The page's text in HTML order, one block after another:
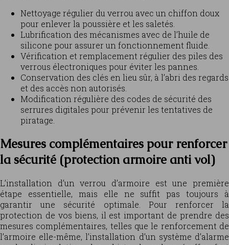
Nettoyage régulier du verrou avec un chiffon doux
pour enlever la poussière et les saletés.
Lubrification des mécanismes avec de l’huile de
silicone pour assurer un fonctionnement fluide.
Vérification et remplacement régulier des piles des
verrous électroniques pour éviter les pannes.
Conservation des clés en lieu sûr, à l’abri des regards
et des accès non autorisés.
Modification régulière des codes de sécurité des
serrures digitales pour prévenir les tentatives de
piratage.
Mesures complémentaires pour renforcer
la sécurité (protection armoire anti vol)
L’installation d’un verrou d’armoire est une première
étape essentielle, mais elle ne suffit pas toujours à
garantir une sécurité optimale. Pour renforcer la
protection de vos biens, il est important de prendre des
mesures complémentaires, telles que le renforcement de
l’armoire elle-même, l’installation d’un système d’alarme